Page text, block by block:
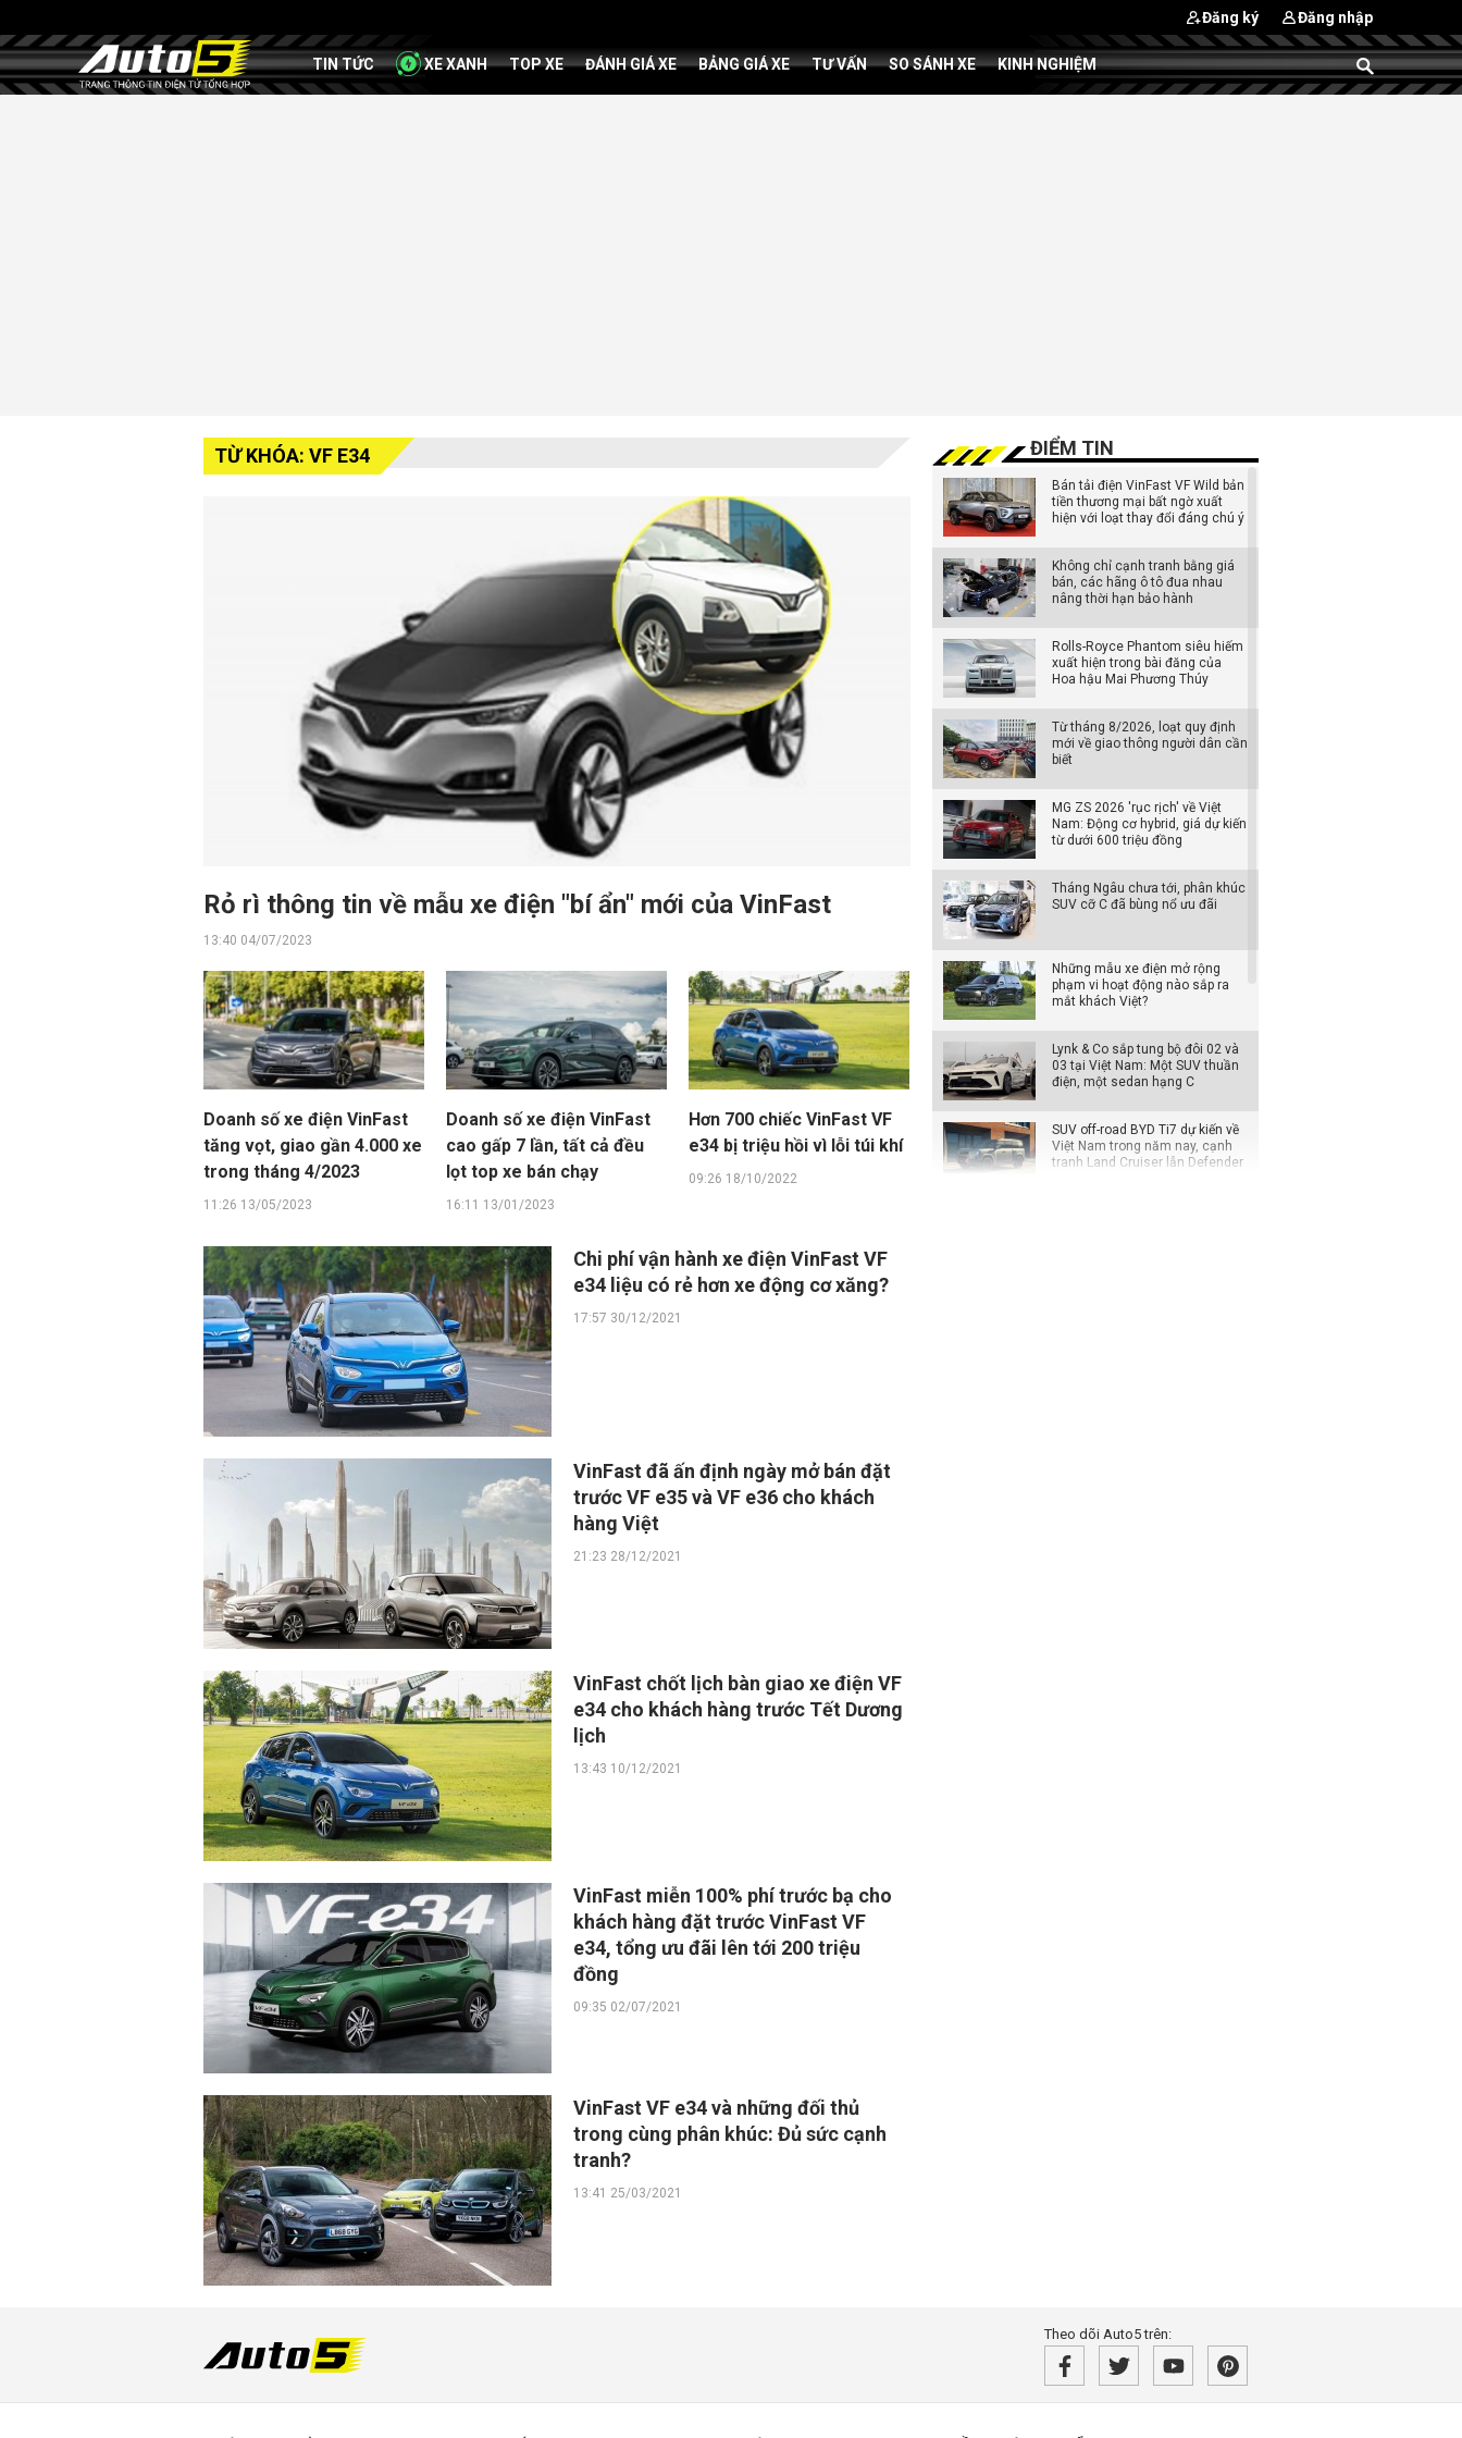
Đăng ký Đăng nhập
TIN TỨC XE XANH TOP XE ĐÁNH GIÁ XE BẢNG GIÁ XE TƯ VẤN SO SÁNH XE KINH NGHIỆM
TỪ KHÓA: VF E34
Rỏ rì thông tin về mẫu xe điện "bí ẩn" mới của VinFast
13:40 04/07/2023
Doanh số xe điện VinFast
tăng vọt, giao gần 4.000 xe
trong tháng 4/2023
11:26 13/05/2023
Doanh số xe điện VinFast
cao gấp 7 lần, tất cả đều
lọt top xe bán chạy
16:11 13/01/2023
Hơn 700 chiếc VinFast VF
e34 bị triệu hồi vì lỗi túi khí
09:26 18/10/2022
Chi phí vận hành xe điện VinFast VF
e34 liệu có rẻ hơn xe động cơ xăng?
17:57 30/12/2021
VinFast đã ấn định ngày mở bán đặt
trước VF e35 và VF e36 cho khách
hàng Việt
21:23 28/12/2021
VinFast chốt lịch bàn giao xe điện VF
e34 cho khách hàng trước Tết Dương
lịch
13:43 10/12/2021
VinFast miễn 100% phí trước bạ cho
khách hàng đặt trước VinFast VF
e34, tổng ưu đãi lên tới 200 triệu
đồng
09:35 02/07/2021
VinFast VF e34 và những đối thủ
trong cùng phân khúc: Đủ sức cạnh
tranh?
13:41 25/03/2021
ĐIỂM TIN
Bán tải điện VinFast VF Wild bản
tiền thương mại bất ngờ xuất
hiện với loạt thay đổi đáng chú ý
Không chỉ cạnh tranh bằng giá
bán, các hãng ô tô đua nhau
nâng thời hạn bảo hành
Rolls-Royce Phantom siêu hiếm
xuất hiện trong bài đăng của
Hoa hậu Mai Phương Thúy
Từ tháng 8/2026, loạt quy định
mới về giao thông người dân cần
biết
MG ZS 2026 'rục rịch' về Việt
Nam: Động cơ hybrid, giá dự kiến
từ dưới 600 triệu đồng
Tháng Ngâu chưa tới, phân khúc
SUV cỡ C đã bùng nổ ưu đãi
Những mẫu xe điện mở rộng
phạm vi hoạt động nào sắp ra
mắt khách Việt?
Lynk & Co sắp tung bộ đôi 02 và
03 tại Việt Nam: Một SUV thuần
điện, một sedan hạng C
SUV off-road BYD Ti7 dự kiến về
Việt Nam trong năm nay, cạnh
tranh Land Cruiser lẫn Defender
Theo dõi Auto5 trên: